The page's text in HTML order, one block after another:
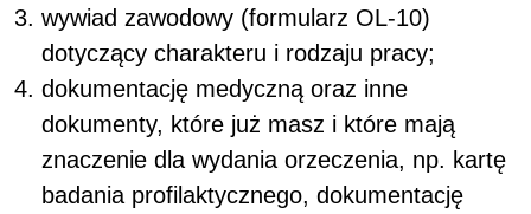
wywiad zawodowy (formularz OL-10)
dotyczący charakteru i rodzaju pracy;
dokumentację medyczną oraz inne
dokumenty, które już masz i które mają
znaczenie dla wydania orzeczenia, np. kartę
badania profilaktycznego, dokumentację